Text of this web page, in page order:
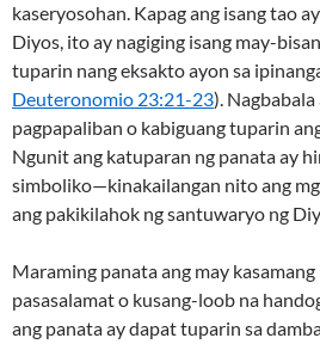
kaseryosohan. Kapag ang isang tao
Diyos, ito ay nagiging isang may-
tuparin nang eksakto ayon sa
Deuteronomio 23:21-23).
pagpapaliban o kabiguang tuparin
Ngunit ang katuparan ng panata ay
simboliko—kinakailangan nito ang
ang pakikilahok ng santuwaryo ng
Maraming panata ang may
pasasalamat o kusang-loob na
ang panata ay dapat tuparin sa